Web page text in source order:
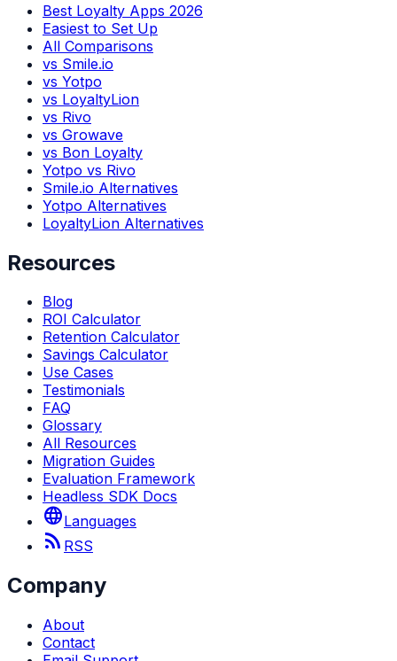
Best Loyalty Apps 2026
Easiest to Set Up
All Comparisons
vs Smile.io
vs Yotpo
vs LoyaltyLion
vs Rivo
vs Growave
vs Bon Loyalty
Yotpo vs Rivo
Smile.io Alternatives
Yotpo Alternatives
LoyaltyLion Alternatives
Resources
Blog
ROI Calculator
Retention Calculator
Savings Calculator
Use Cases
Testimonials
FAQ
Glossary
All Resources
Migration Guides
Evaluation Framework
Headless SDK Docs
languageLanguages
rss_feed RSS
Company
About
Contact